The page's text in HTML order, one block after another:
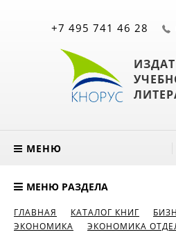
+7 495 741 46 28
МЕНЮ
МЕНЮ РАЗДЕЛА
ГЛАВНАЯ КАТАЛОГ КНИГ
ЭКОНОМИКА
ЭКОНОМИКА